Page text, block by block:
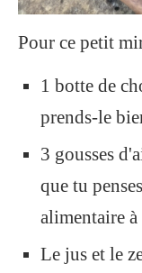
Pour ce petit
1 botte de
prends-le
3 gousses
que tu
alimentaire
Le jus et le